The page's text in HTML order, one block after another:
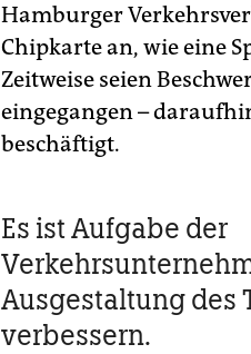
Hamburger
Chipkarte an, wie eine
Zeitweise seien
eingegangen –
beschäftigt.
Es ist Aufgabe der
Ausgestaltung des
verbessern.